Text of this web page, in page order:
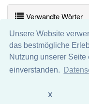
Unsere Website
das bestmögliche
Nutzung unserer
einverstanden.
X
Verwandte Wörter
Wir übernehmen keine